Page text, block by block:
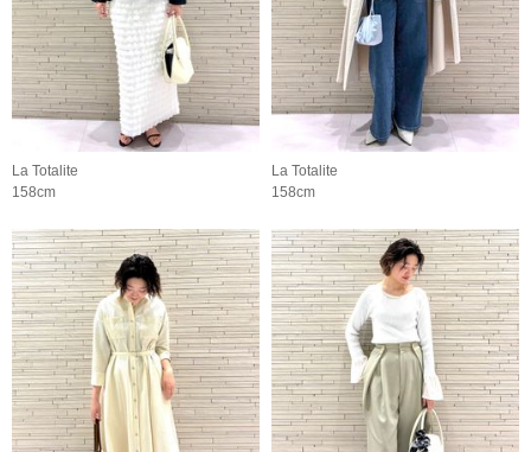
La Totalite
158cm
La Totalite
158cm